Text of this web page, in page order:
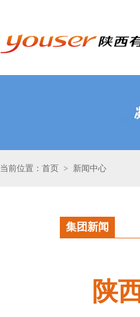
当前位置：首页 > 新闻中心
集团新闻
陕